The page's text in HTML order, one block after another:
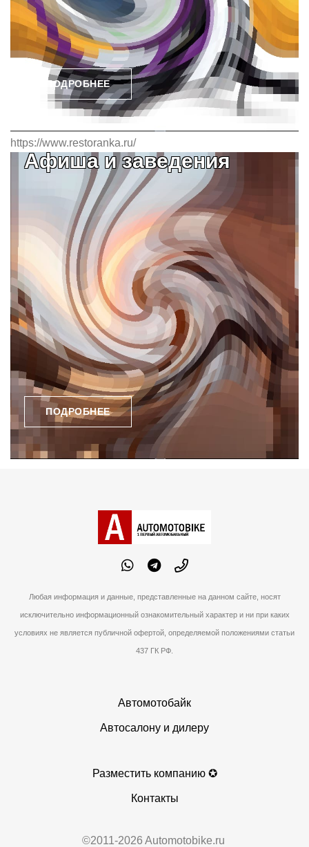
ПОДРОБНЕЕ
https://www.restoranka.ru/
Афиша и заведения
ПОДРОБНЕЕ
Любая информация и данные, представленные на данном сайте, носят
исключительно информационный ознакомительный характер и ни при каких
условиях не является публичной офертой, определяемой положениями статьи
437 ГК РФ.
Автомотобайк
Автосалону и дилеру
Разместить компанию ✪
Контакты
©2011-2026 Automotobike.ru